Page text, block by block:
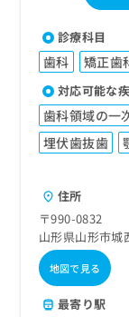
診療科目
歯科 矯正歯
対応可能な
歯科領域の一
埋伏歯抜歯
住所
〒990-0832
山形県山形市城
地図で見る
最寄り駅